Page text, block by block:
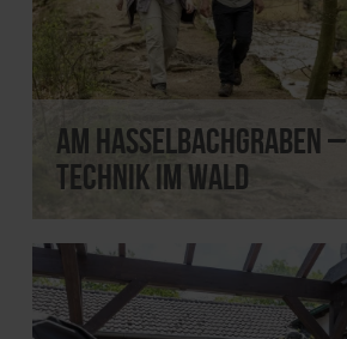
Am Hasselbachgraben –
Technik im Wald